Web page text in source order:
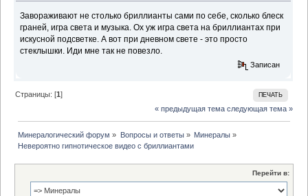
Завораживают не столько бриллианты сами по себе, сколько блеск
граней, игра света и музыка. Ох уж игра света на бриллиантах при
искусной подсветке. А вот при дневном свете - это просто
стеклышки. Иди мне так не повезло.
Записан
ПЕЧАТЬ
Страницы: [1]
« предыдущая тема следующая тема »
Минералогический форум » Вопросы и ответы» Минералы»
Невероятно гипнотическое видео с бриллиантами
Перейти в: